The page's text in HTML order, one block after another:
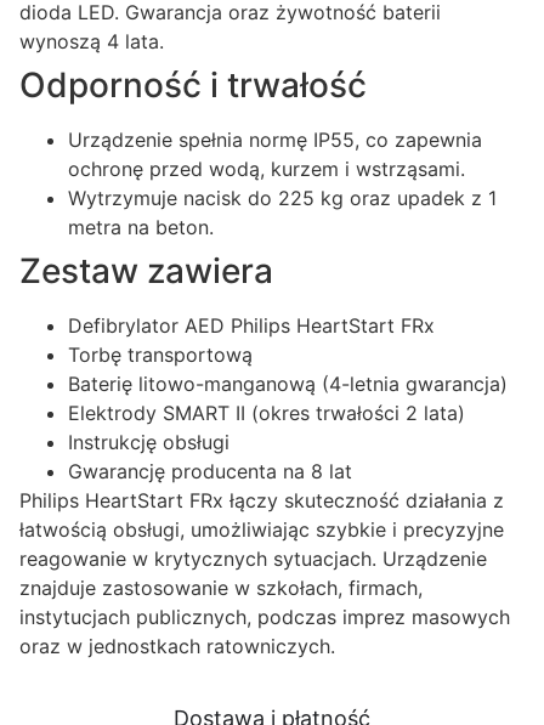
dioda LED. Gwarancja oraz żywotność baterii
wynoszą 4 lata.
Odporność i trwałość
Urządzenie spełnia normę IP55, co zapewnia
ochronę przed wodą, kurzem i wstrząsami.
Wytrzymuje nacisk do 225 kg oraz upadek z 1
metra na beton.
Zestaw zawiera
Defibrylator AED Philips HeartStart FRx
Torbę transportową
Baterię litowo-manganową (4-letnia gwarancja)
Elektrody SMART II (okres trwałości 2 lata)
Instrukcję obsługi
Gwarancję producenta na 8 lat
Philips HeartStart FRx łączy skuteczność działania z
łatwością obsługi, umożliwiając szybkie i precyzyjne
reagowanie w krytycznych sytuacjach. Urządzenie
znajduje zastosowanie w szkołach, firmach,
instytucjach publicznych, podczas imprez masowych
oraz w jednostkach ratowniczych.
Dostawa i płatność